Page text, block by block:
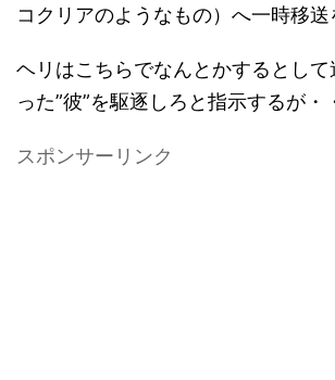
コクリアのようなもの）へ一時移送
ヘリはこちらでなんとかするとし
った”彼”を駆逐しろと指示するが・
スポンサーリンク